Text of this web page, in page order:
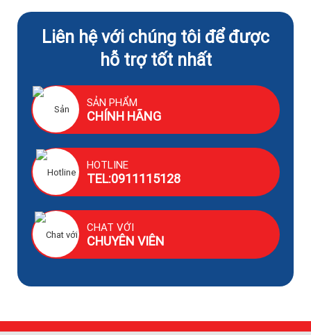
Liên hệ với chúng tôi để được
hỗ trợ tốt nhất
SẢN PHẨM
CHÍNH HÃNG
HOTLINE
TEL:0911115128
CHAT VỚI
CHUYÊN VIÊN